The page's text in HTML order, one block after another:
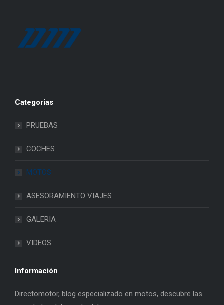
Categorias
PRUEBAS
COCHES
MOTOS
ASESORAMIENTO VIAJES
GALERIA
VIDEOS
Información
Directomotor, blog especializado en motos, descubre las